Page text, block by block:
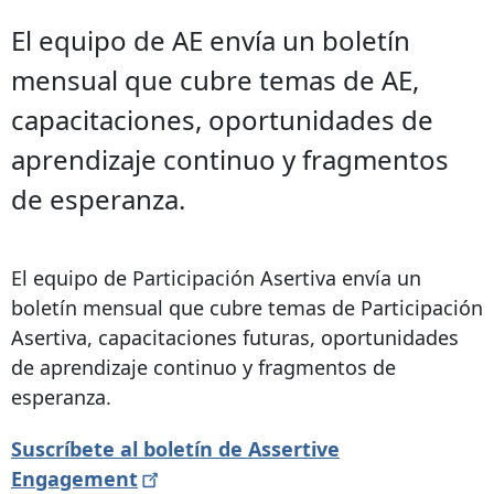
El equipo de AE ​​envía un boletín
mensual que cubre temas de AE,
capacitaciones, oportunidades de
aprendizaje continuo y fragmentos
de esperanza.
El equipo de Participación Asertiva envía un
boletín mensual que cubre temas de Participación
Asertiva, capacitaciones futuras, oportunidades
de aprendizaje continuo y fragmentos de
esperanza.
Suscríbete al boletín de Assertive
Engagement